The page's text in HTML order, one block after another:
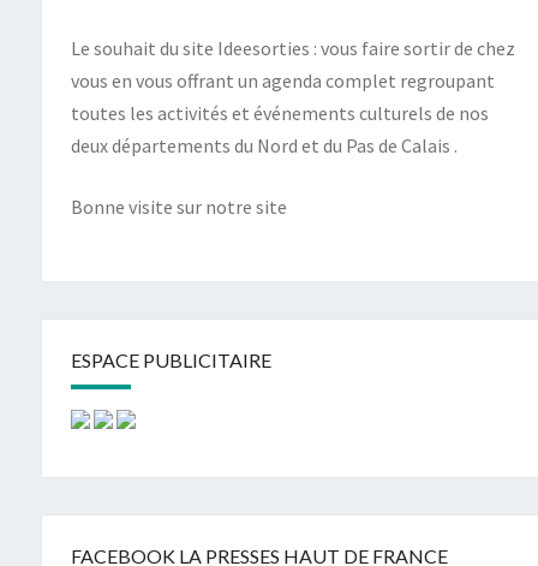
Le souhait du site Ideesorties : vous faire sortir de chez
vous en vous offrant un agenda complet regroupant
toutes les activités et événements culturels de nos
deux départements du Nord et du Pas de Calais .
Bonne visite sur notre site
ESPACE PUBLICITAIRE
FACEBOOK LA PRESSES HAUT DE FRANCE